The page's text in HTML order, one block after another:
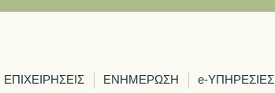
ΕΠΙΧΕΙΡΗΣΕΙΣ ΕΝΗΜΕΡΩΣΗ e-ΥΠΗΡΕΣΙΕΣ